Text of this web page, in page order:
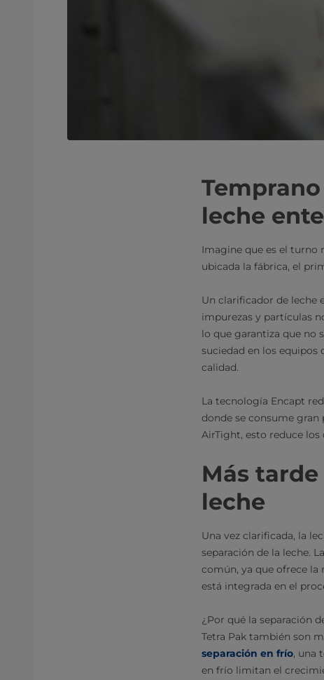
leche
Imagine que es el turno
ubicada la fábrica, el
Un clarificador de leche
impurezas y partículas
lo que garantiza que no
suciedad en los equipos
calidad.
La tecnología Encapt
donde se consume gran
AirTight, esto reduce
Más
leche
Una vez clarificada, la
separación de la leche.
común, ya que ofrece la
está integrada en el
¿Por qué la separación
Tetra Pak también son
separación en frío, una
en frío limitan el